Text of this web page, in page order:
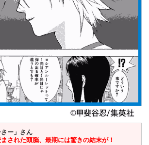
ー」さん
された頭脳、最期には驚きの結末が！